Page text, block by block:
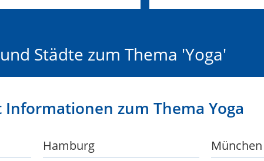
Städte zum Thema 'Yoga'
zum Thema Yoga
Hamburg München